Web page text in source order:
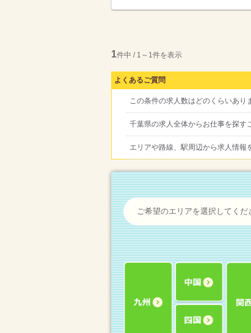
1件中 / 1～1件を表示
よくあるご質問
この条件の求人数はどのくらいあり
千葉県の求人全体からお仕事を探す
エリアや路線、駅周辺から求人情報
ご希望のエリアを選択してくだ